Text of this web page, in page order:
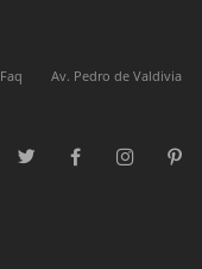
Faq
Av. Pedro de Valdivia